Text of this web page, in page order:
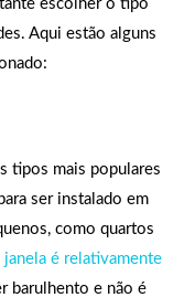
escolher o tipo
Aqui estão alguns
tipos mais populares
ser instalado em
como quartos
é relativamente
barulhento e não é